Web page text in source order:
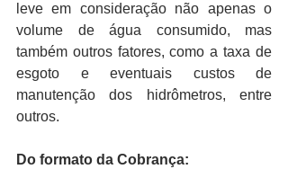
leve em consideração não apenas o
volume de água consumido, mas
também outros fatores, como a taxa de
esgoto e eventuais custos de
manutenção dos hidrômetros, entre
outros.
Do formato da Cobrança: